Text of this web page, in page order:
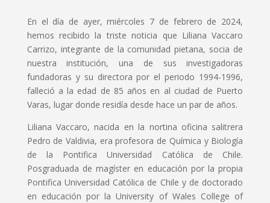
En el día de ayer, miércoles 7 de febrero de 2024,
hemos recibido la triste noticia que Liliana Vaccaro
Carrizo, integrante de la comunidad pietana, socia de
nuestra institución, una de sus investigadoras
fundadoras y su directora por el periodo 1994-1996,
falleció a la edad de 85 años en al ciudad de Puerto
Varas, lugar donde residía desde hace un par de años.
Liliana Vaccaro, nacida en la nortina oficina salitrera
Pedro de Valdivia, era profesora de Química y Biología
de la Pontifica Universidad Católica de Chile.
Posgraduada de magíster en educación por la propia
Pontifica Universidad Católica de Chile y de doctorado
en educación por la University of Wales College of